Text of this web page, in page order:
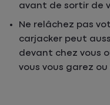
avant de sortir de
Ne relâchez pas
carjacker peut
devant chez vous
vous vous garez